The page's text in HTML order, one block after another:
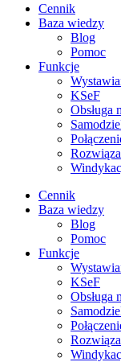
Cennik
Baza wiedzy
Blog
Pomoc
Funkcje
KSeF
Obsługa
Cennik
Baza wiedzy
Blog
Pomoc
Funkcje
KSeF
Obsługa